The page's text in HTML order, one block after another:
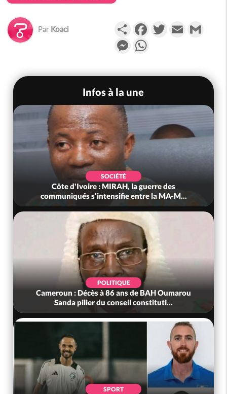
Par Koaci PartagerFacebookTwitterEmail
Messenger
Infos à la une
SOCIÉTÉ
Côte d'Ivoire : MIRAH, la guerre des
communiqués s'intensifie entre la MA-M...
POLITIQUE
Cameroun : Décès à 86 ans de BAH Oumarou
Sanda pilier du conseil constituti...
SPORT